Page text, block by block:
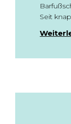
Seit